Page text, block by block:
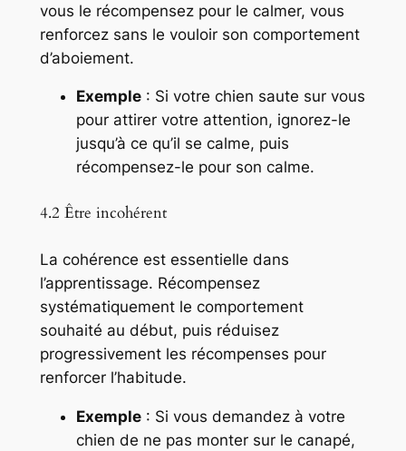
vous le récompensez pour le calmer, vous
renforcez sans le vouloir son comportement
d’aboiement.
Exemple: Si votre chien saute sur vous
pour attirer votre attention, ignorez-le
jusqu’à ce qu’il se calme, puis
récompensez-le pour son calme.
4.2 Être incohérent
La cohérence est essentielle dans
l’apprentissage. Récompensez
systématiquement le comportement
souhaité au début, puis réduisez
progressivement les récompenses pour
renforcer l’habitude.
Exemple: Si vous demandez à votre
chien de ne pas monter sur le canapé,